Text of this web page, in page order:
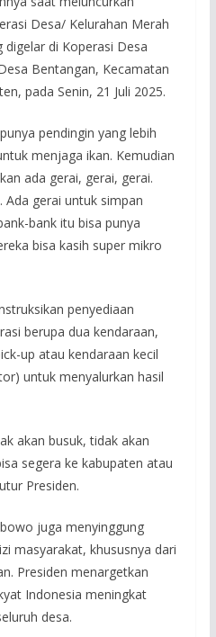
Desa/ Kelurahan Merah
digelar di Koperasi Desa
Bentangan, Kecamatan
pada Senin, 21 Juli 2025.
pendingin yang lebih
menjaga ikan. Kemudian
ada gerai, gerai, gerai.
gerai untuk simpan
bank itu bisa punya
bisa kasih super mikro
penyediaan
berupa dua kendaraan,
up atau kendaraan kecil
untuk menyalurkan hasil
akan busuk, tidak akan
segera ke kabupaten atau
Presiden.
juga menyinggung
masyarakat, khususnya dari
Presiden menargetkan
Indonesia meningkat
desa.